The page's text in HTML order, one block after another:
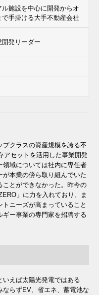
ル施設を中心に開発からオ
手掛ける大手不動産会社
発リーダー
クラスの資産規模を誇る不
アセットを活用した事業開発
領域については社内に専任者
本業の傍ら取り組んでいた
ことができなかった。昨今の
」に力を入れており、ま
ニーズが高まっていること
ー事業の専門家を招聘する
えば太陽光発電ではある
らずEV、省エネ、蓄電池な